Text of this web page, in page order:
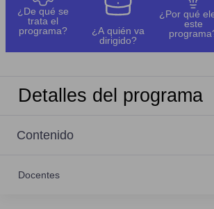
¿De qué se
trata el
programa?
¿A quién va
dirigido?
¿Por qué
este
Detalles del programa
Contenido
Docentes